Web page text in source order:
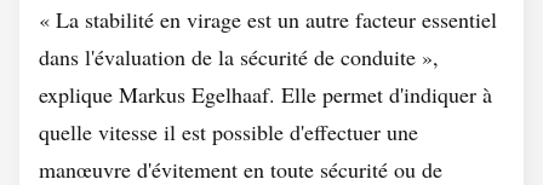
« La stabilité en virage est un autre facteur essentiel
dans l'évaluation de la sécurité de conduite »,
explique Markus Egelhaaf. Elle permet d'indiquer à
quelle vitesse il est possible d'effectuer une
manœuvre d'évitement en toute sécurité ou de